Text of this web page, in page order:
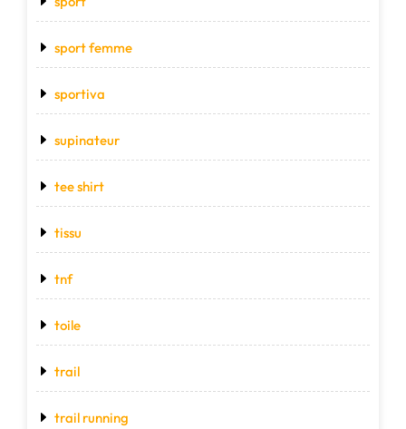
sport femme
sportiva
supinateur
tee shirt
tissu
tnf
toile
trail
trail running